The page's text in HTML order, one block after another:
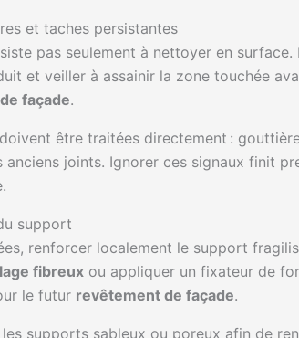
et taches persistantes
pas seulement à nettoyer en
et veiller à assainir la zone touchée
façade.
être traitées directement :
joints. Ignorer ces signaux finit
support
renforcer localement le support
fibreux ou appliquer un fixateur de
le futur revêtement de façade.
supports sableux ou poreux afin de